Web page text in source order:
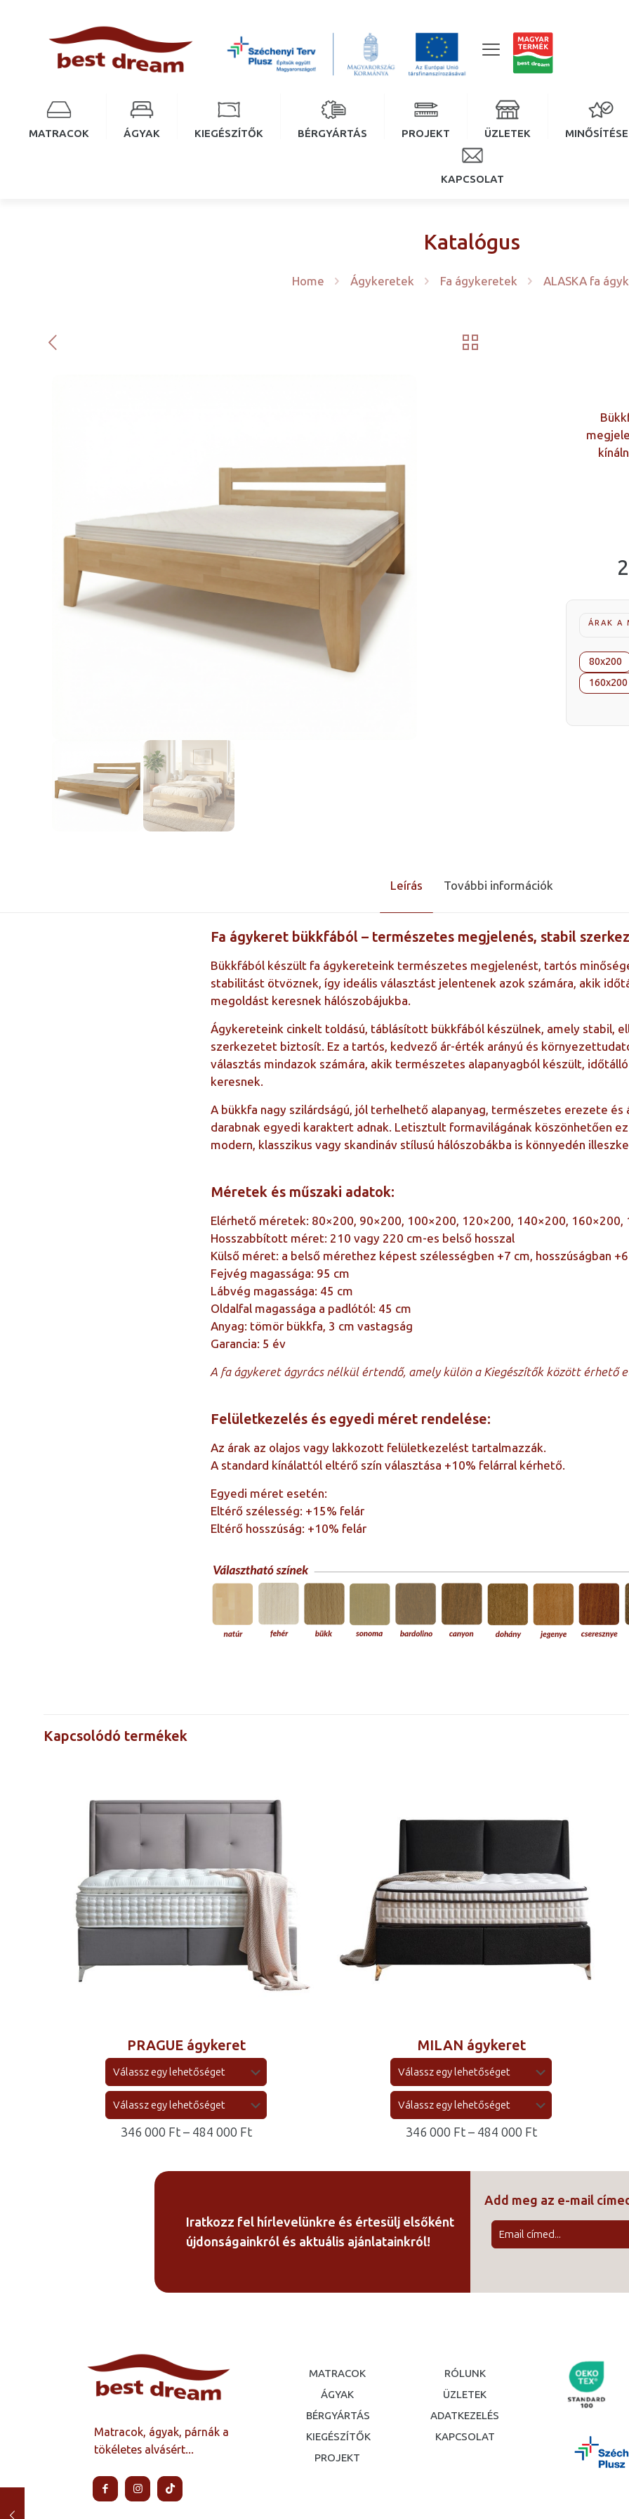
MATRACOK ÁGYAK KIEGÉSZÍTŐK BÉRGYÁRTÁS PROJEKT ÜZLETEK
KAPCSOLAT
Katalógus
Home Ágykeretek Fa ágykeretek ALASKA fa
ÁRAK A
80x200
160x200
Leírás További információk
Fa ágykeret bükkfából – természetes megjelenés, stabil
Bükkfából készült fa ágykereteink természetes megjelenést, tartós
stabilitást ötvöznek, így ideális választást jelentenek azok számára, akik
megoldást keresnek hálószobájukba.
Ágykereteink cinkelt toldású, táblásított bükkfából készülnek, amely stabil,
szerkezetet biztosít. Ez a tartós, kedvező ár-érték arányú és
választás mindazok számára, akik természetes alapanyagból készült,
keresnek.
A bükkfa nagy szilárdságú, jól terhelhető alapanyag, természetes erezete és
darabnak egyedi karaktert adnak. Letisztult formavilágának köszönhetően
modern, klasszikus vagy skandináv stílusú hálószobákba is könnyedén
Méretek és műszaki adatok:
Elérhető méretek: 80×200, 90×200, 100×200, 120×200, 140×200, 160×200,
Hosszabbított méret: 210 vagy 220 cm-es belső hosszal
Külső méret: a belső mérethez képest szélességben +7 cm, hosszúságban
Fejvég magassága: 95 cm
Lábvég magassága: 45 cm
Oldalfal magassága a padlótól: 45 cm
Anyag: tömör bükkfa, 3 cm vastagság
Garancia: 5 év
A fa ágykeret ágyrács nélkül értendő, amely külön a Kiegészítők között érhető
Felületkezelés és egyedi méret rendelése:
Az árak az olajos vagy lakkozott felületkezelést tartalmazzák.
A standard kínálattól eltérő szín választása +10% felárral kérhető.
Egyedi méret esetén:
Eltérő szélesség: +15% felár
Eltérő hosszúság: +10% felár
Kapcsolódó termékek
PRAGUE ágykeret
346 000 Ft– 484 000 FtÁrtartomány:
000 Ft
000 Ft
MILAN ágykeret
346 000 Ft– 484 000 FtÁrtartomány:
000 Ft
484
000 Ft
Iratkozz fel hírlevelünkre és értesülj elsőként
újdonságainkról és aktuális ajánlatainkról!
Add meg az e-mail
Matracok, ágyak, párnák a
tökéletes alvásért...
MATRACOK
ÁGYAK
BÉRGYÁRTÁS
KIEGÉSZÍTŐK
PROJEKT
RÓLUNK
ÜZLETEK
ADATKEZELÉS
KAPCSOLAT